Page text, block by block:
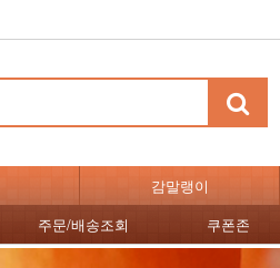
감말랭이
주문/배송조회 쿠폰존